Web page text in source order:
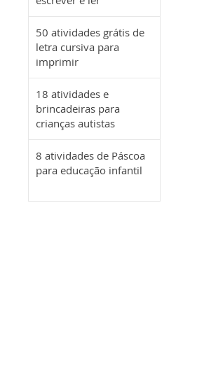
50 atividades grátis de
letra cursiva para
imprimir
18 atividades e
brincadeiras para
crianças autistas
8 atividades de Páscoa
para educação infantil